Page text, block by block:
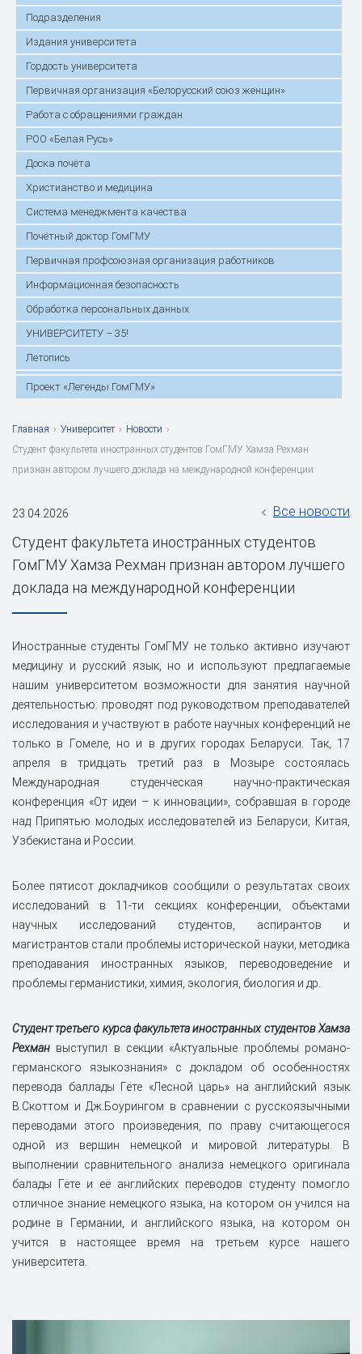
Подразделения
Издания университета
Гордость университета
Первичная организация «Белорусский союз женщин»
Работа с обращениями граждан
РОО «Белая Русь»
Доска почёта
Христианство и медицина
Система менеджмента качества
Почётный доктор ГомГМУ
Первичная профсоюзная организация работников
Информационная безопасность
Обработка персональных данных
УНИВЕРСИТЕТУ – 35!
Летопись
Проект «Легенды ГомГМУ»
Главная › Университет › Новости ›
Студент факультета иностранных студентов ГомГМУ Хамза Рехман
признан автором лучшего доклада на международной конференции
23.04.2026 Все новости
Студент факультета иностранных студентов
ГомГМУ Хамза Рехман признан автором лучшего
доклада на международной конференции
Иностранные студенты ГомГМУ не только активно изучают
медицину и русский язык, но и используют предлагаемые
нашим университетом возможности для занятия научной
деятельностью: проводят под руководством преподавателей
исследования и участвуют в работе научных конференций не
только в Гомеле, но и в других городах Беларуси. Так, 17
апреля в тридцать третий раз в Мозыре состоялась
Международная студенческая научно-практическая
конференция «От идеи – к инновации», собравшая в городе
над Припятью молодых исследователей из Беларуси, Китая,
Узбекистана и России.
Более пятисот докладчиков сообщили о результатах своих
исследований в 11-ти секциях конференции, объектами
научных исследований студентов, аспирантов и
магистрантов стали проблемы исторической науки, методика
преподавания иностранных языков, переводоведение и
проблемы германистики, химия, экология, биология и др.
Студент третьего курса факультета иностранных студентов Хамза
Рехман выступил в секции «Актуальные проблемы романо-
германского языкознания» с докладом об особенностях
перевода баллады Гёте «Лесной царь» на английский язык
В.Скоттом и Дж.Боурингом в сравнении с русскоязычными
переводами этого произведения, по праву считающегося
одной из вершин немецкой и мировой литературы. В
выполнении сравнительного анализа немецкого оригинала
балады Гёте и её английских переводов студенту помогло
отличное знание немецкого языка, на котором он учился на
родине в Германии, и английского языка, на котором он
учится в настоящее время на третьем курсе нашего
университета.